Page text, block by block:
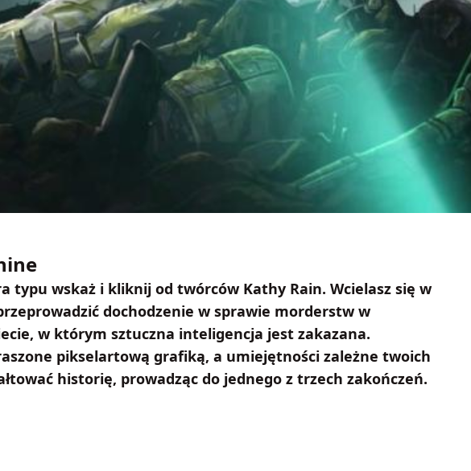
typu wskaż i kliknij od twórców Kathy Rain. Wcielasz się w
dochodzenie w sprawie morderstw w
w którym sztuczna inteligencja jest zakazana.
pikselartową grafiką, a umiejętności zależne twoich
historię, prowadząc do jednego z trzech zakończeń.